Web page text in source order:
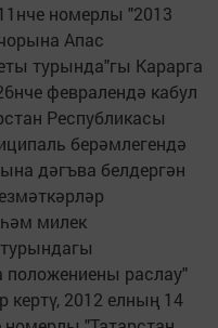
номерлы "2013
Апас
турында"гы Карарга
февралендә кабул
Республикасы
берәмлегендә
дәгъва белдергән
милек
раслау"
кертү, 2012 елның 14